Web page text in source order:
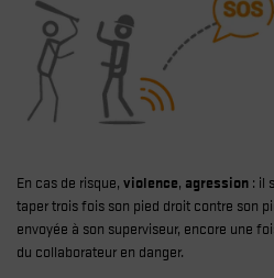
En cas de risque, violence, agression : il
taper trois fois son pied droit contre son
envoyée à son superviseur, encore une
du collaborateur en danger.